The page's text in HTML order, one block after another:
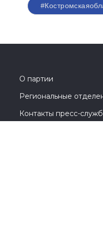
#Перминов